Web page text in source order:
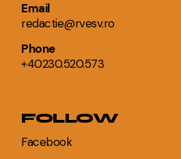
Email
redactie@rvesv.ro
Phone
+40230.520.573
FOLLOW
Facebook